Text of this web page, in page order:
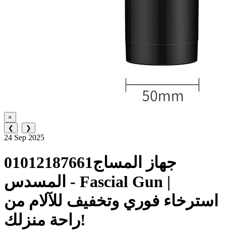
×
❮
❯
24 Sep 2025
01012187661جهاز المساج
المسدس - Fascial Gun |
استرخاء فوري وتخفيف للآلام من
راحة منزلك!